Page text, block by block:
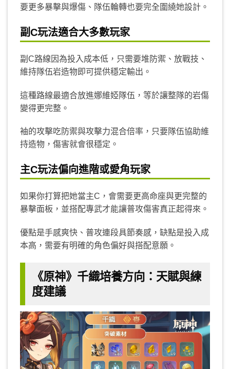
要更多暴擊與爆傷、隊伍輪轉也要完全圍繞她設計。
副C玩法適合大多數玩家
副C路線因為投入成本低，只需要堆防禦、放戰技、
維持隊伍岩造物即可提供穩定輸出。
這種路線最適合放進娜維婭隊伍，等於讓整隊的岩傷
變得更完整。
袖的攻擊吃防禦與攻擊力混合倍率，只要隊伍協助維
持造物，傷害就會很穩定。
主C玩法偏向進階或愛角玩家
如果你打算把她當主C，會需要更高命座與更完整的
暴擊面板，並搭配專武才能讓普攻傷害真正起得來。
優點是手感爽快、普攻連段具節奏感，缺點是投入成
本高，需要有明確的角色偏好與搭配意願。
《原神》千織培養方向：天賦與練
度建議